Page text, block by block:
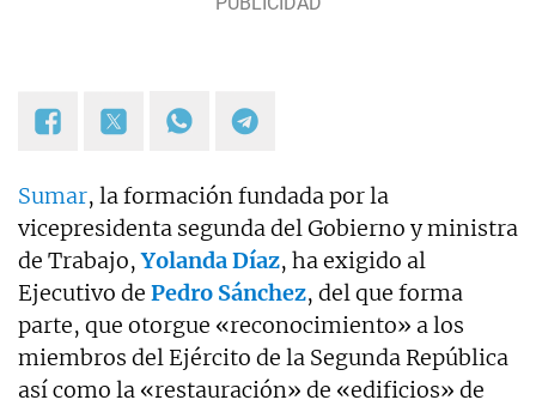
Sumar, la formación fundada por la
vicepresidenta segunda del Gobierno y ministra
de Trabajo,Yolanda Díaz, ha exigido al
Ejecutivo de Pedro Sánchez, del que forma
parte, que otorgue «reconocimiento» a los
miembros del Ejército de la Segunda República
así como la «restauración» de «edificios» de